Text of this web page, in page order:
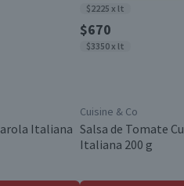
Italiana
$2225 x lt
$670
$3350 x lt
Cuisine & Co
Salsa de Tomate
Italiana 200 g